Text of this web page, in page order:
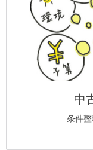
中
条件